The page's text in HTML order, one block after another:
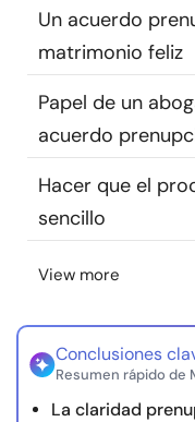
Comunidad
Encuentra un
Idioma
nosotros
Un acuerdo
matrimonio feliz
Papel de un
acuerdo
Hacer que el
sencillo
View more
Conclusiones
Resumen rápido de
La claridad